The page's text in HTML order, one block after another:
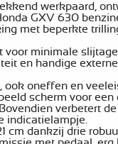
werkpaard,
GXV 630
met beperkte
minimale
en handige
ook oneffen en
scherm voor
verbetert
indicatielampje.
cm dankzij drie